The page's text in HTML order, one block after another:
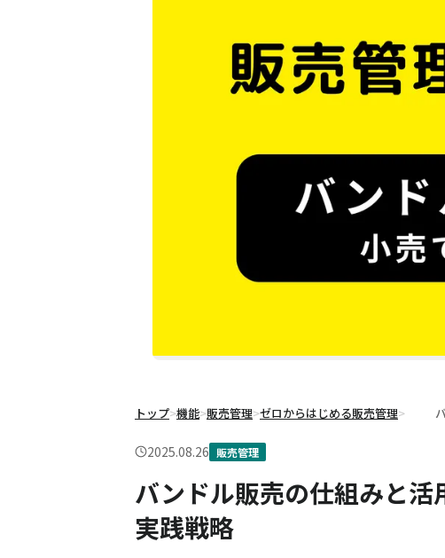
トップ>機能>販売管理>ゼロからはじめる販売管理>
2025.08.26 販売管理
バンドル販売の仕組みと
実践戦略